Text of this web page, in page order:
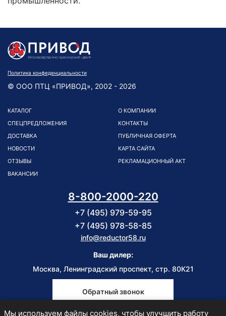
Политика конфеденциальности
© ООО ПТЦ «ПРИВОД», 2002 - 2026
КАТАЛОГ
СПЕЦПРЕДЛОЖЕНИЯ
ДОСТАВКА
НОВОСТИ
ОТЗЫВЫ
ВАКАНСИИ
О КОМПАНИИ
КОНТАКТЫ
ПУБЛИЧНАЯ ОФЕРТА
КАРТА САЙТА
РЕКЛАМАЦИОННЫЙ АКТ
8-800-2000-220
+7 (495) 979-59-95
+7 (495) 978-58-85
info@reductor58.ru
Ваш дилер:
Москва, Ленинградский проспект, стр. 80К21
Обратный звонок
Мы используем файлы cookies, чтобы улучшить работу